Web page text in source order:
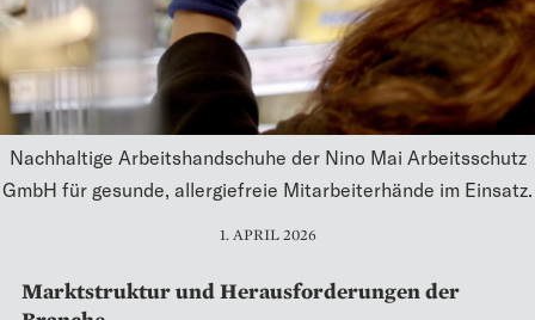
Nachhaltige Arbeitshandschuhe der Nino Mai Arbeitsschutz
GmbH für gesunde, allergiefreie Mitarbeiterhände im Einsatz.
1. APRIL 2026
Marktstruktur und Herausforderungen der